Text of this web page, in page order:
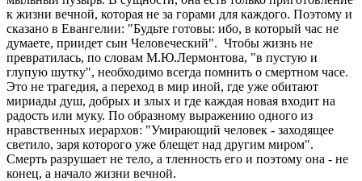
к жизни вечной, которая не за горами для каждого. Поэтому и
сказано в Евангелии: "Будьте готовы: ибо, в который час не
думаете, приидет сын Человеческий". Чтобы жизнь не
превратилась, по словам М.Ю.Лермонтова, "в пустую и
глупую шутку", необходимо всегда помнить о смертном часе.
Это не трагедия, а переход в мир иной, где уже обитают
мириады душ, добрых и злых и где каждая новая входит на
радость или муку. По образному выражению одного из
нравственных иерархов: "Умирающий человек - заходящее
светило, заря которого уже блещет над другим миром".
Смерть разрушает не тело, а тленность его и поэтому она - не
конец, а начало жизни вечной.